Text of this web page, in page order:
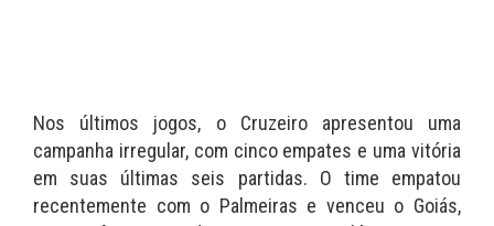
Nos últimos jogos, o Cruzeiro apresentou uma
campanha irregular, com cinco empates e uma vitória
em suas últimas seis partidas. O time empatou
recentemente com o Palmeiras e venceu o Goiás,